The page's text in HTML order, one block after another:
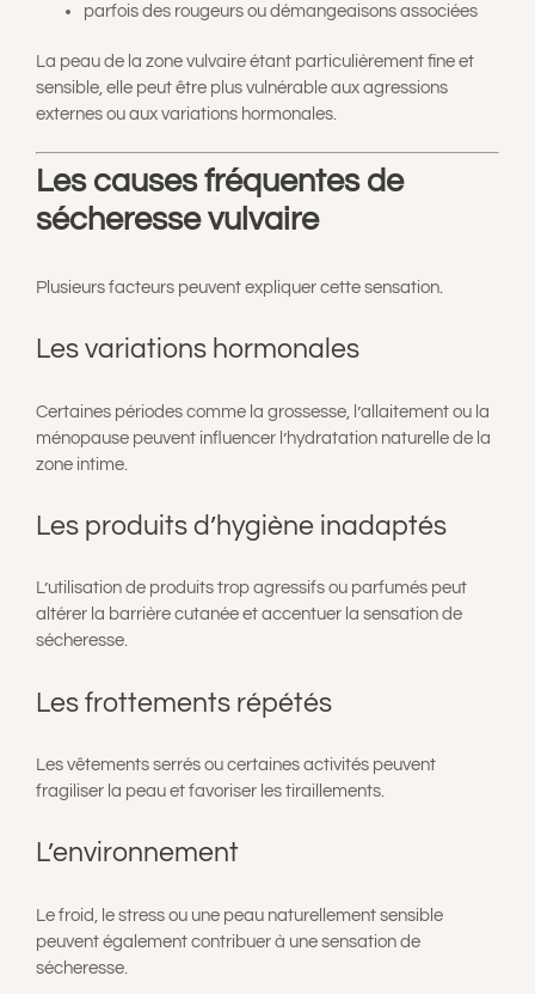
parfois des rougeurs ou démangeaisons associées
La peau de la zone vulvaire étant particulièrement fine et
sensible, elle peut être plus vulnérable aux agressions
externes ou aux variations hormonales.
Les causes fréquentes de
sécheresse vulvaire
Plusieurs facteurs peuvent expliquer cette sensation.
Les variations hormonales
Certaines périodes comme la grossesse, l’allaitement ou la
ménopause peuvent influencer l’hydratation naturelle de la
zone intime.
Les produits d’hygiène inadaptés
L’utilisation de produits trop agressifs ou parfumés peut
altérer la barrière cutanée et accentuer la sensation de
sécheresse.
Les frottements répétés
Les vêtements serrés ou certaines activités peuvent
fragiliser la peau et favoriser les tiraillements.
L’environnement
Le froid, le stress ou une peau naturellement sensible
peuvent également contribuer à une sensation de
sécheresse.